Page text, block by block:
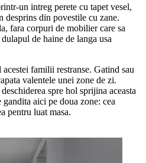
un intreg perete cu tapet vesel,
desprins din povestile cu zane.
fara corpuri de mobilier care sa
de haine de langa usa
familii restranse. Gatind sau
valentele unei zone de zi.
spre hol sprijina aceasta
aici pe doua zone: cea
pentru luat masa.